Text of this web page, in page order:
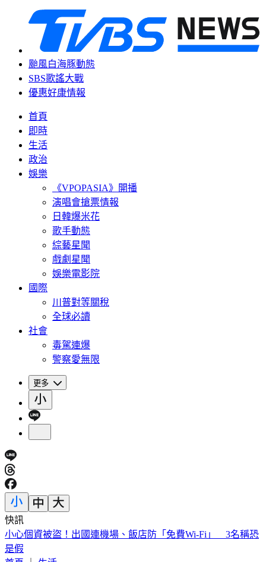
颱風白海豚動態
SBS歌謠大戰
優惠好康情報
首頁
即時
生活
政治
娛樂
《VPOPASIA》開播
演唱會搶票情報
日韓爆米花
歌手動態
綜藝星聞
戲劇星聞
娛樂電影院
國際
川普對等關稅
全球必讀
社會
毒駕連爆
警察愛無限
更多
快訊
數十噸貨櫃連環倒塌！白海豚颱風強襲基隆港 驚險畫面曝
首頁